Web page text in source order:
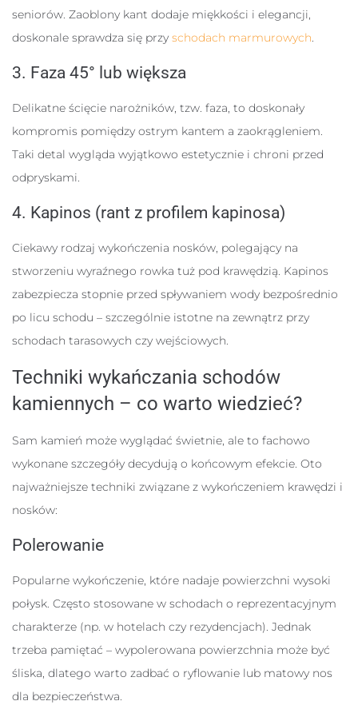
seniorów. Zaoblony kant dodaje miękkości i elegancji,
doskonale sprawdza się przy schodach marmurowych.
3. Faza 45° lub większa
Delikatne ścięcie narożników, tzw. faza, to doskonały
kompromis pomiędzy ostrym kantem a zaokrągleniem.
Taki detal wygląda wyjątkowo estetycznie i chroni przed
odpryskami.
4. Kapinos (rant z profilem kapinosa)
Ciekawy rodzaj wykończenia nosków, polegający na
stworzeniu wyraźnego rowka tuż pod krawędzią. Kapinos
zabezpiecza stopnie przed spływaniem wody bezpośrednio
po licu schodu – szczególnie istotne na zewnątrz przy
schodach tarasowych czy wejściowych.
Techniki wykańczania schodów
kamiennych – co warto wiedzieć?
Sam kamień może wyglądać świetnie, ale to fachowo
wykonane szczegóły decydują o końcowym efekcie. Oto
najważniejsze techniki związane z wykończeniem krawędzi i
nosków:
Polerowanie
Popularne wykończenie, które nadaje powierzchni wysoki
połysk. Często stosowane w schodach o reprezentacyjnym
charakterze (np. w hotelach czy rezydencjach). Jednak
trzeba pamiętać – wypolerowana powierzchnia może być
śliska, dlatego warto zadbać o ryflowanie lub matowy nos
dla bezpieczeństwa.